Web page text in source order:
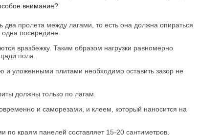
внимание?
пролета между лагами, то есть она должна опираться
посередине.
вразбежку. Таким образом нагрузки равномерно
пола.
и уложенными плитами необходимо оставить зазор не
должны только по лагам.
и саморезами, и клеем, который наносится на
по краям панелей составляет 15-20 сантиметров,